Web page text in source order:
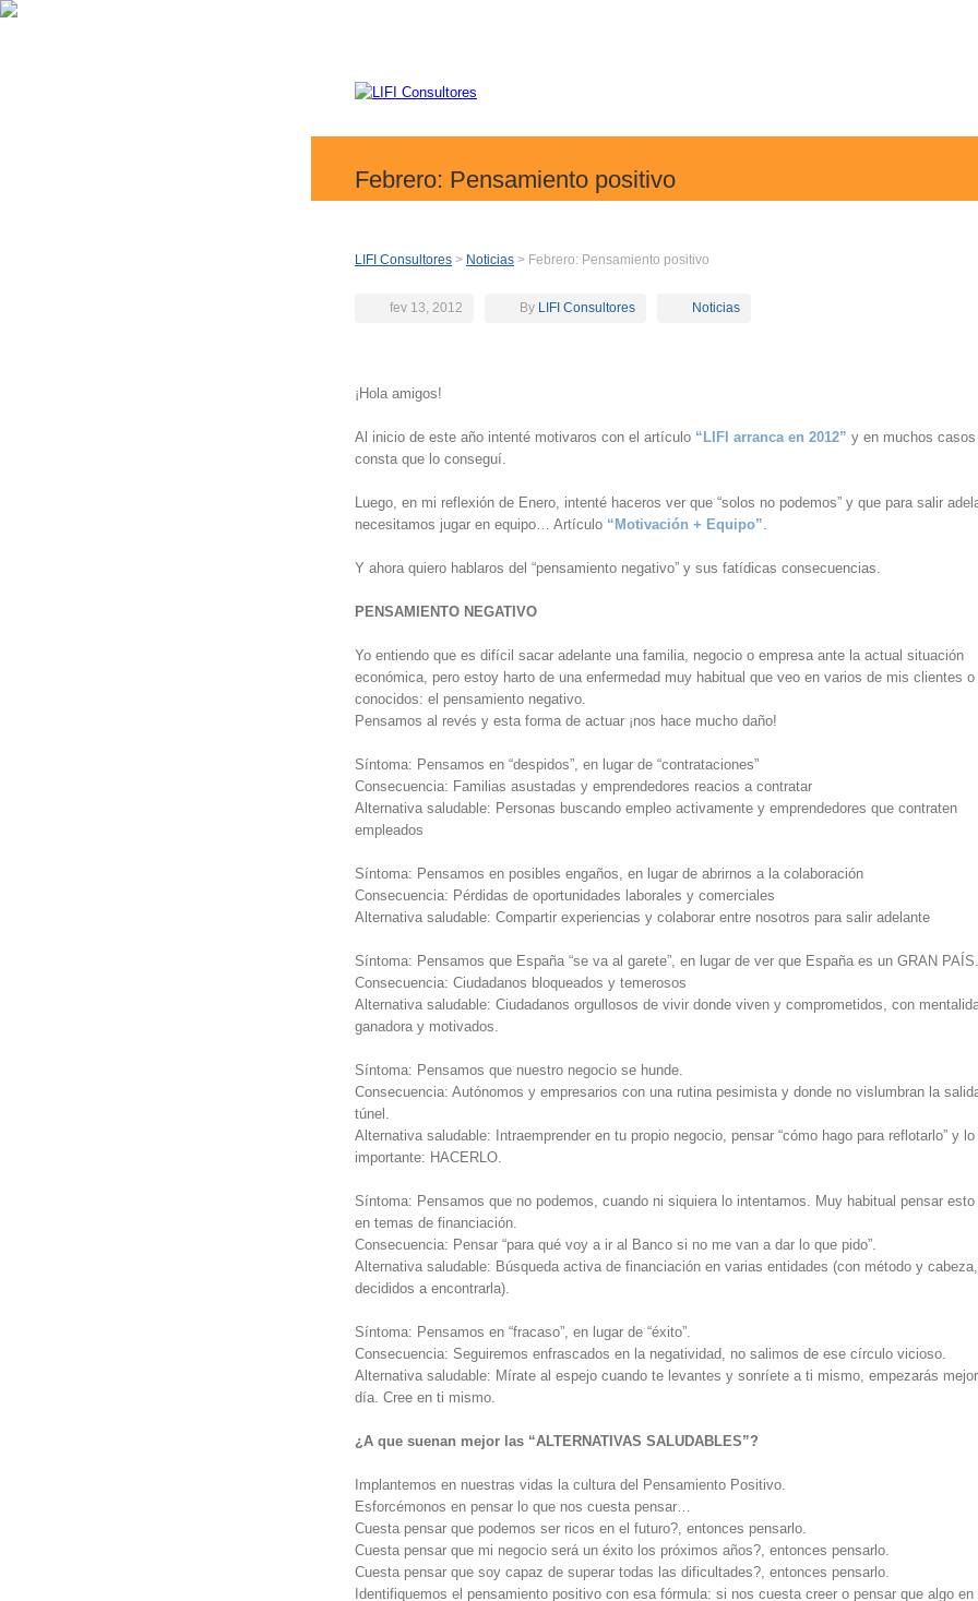
Febrero: Pensamiento positivo
LIFI Consultores > Noticias > Febrero: Pensamiento positivo
fev 13, 2012 By LIFI Consultores Noticias
¡Hola amigos!
Al inicio de este año intenté motivaros con el artículo “LIFI arranca en 2012” y en muchos
consta que lo conseguí.
Luego, en mi reflexión de Enero, intenté haceros ver que “solos no podemos” y que para salir
necesitamos jugar en equipo… Artículo “Motivación + Equipo”.
Y ahora quiero hablaros del “pensamiento negativo” y sus fatídicas consecuencias.
PENSAMIENTO NEGATIVO
Yo entiendo que es difícil sacar adelante una familia, negocio o empresa ante la actual situación
económica, pero estoy harto de una enfermedad muy habitual que veo en varios de mis clientes o
conocidos: el pensamiento negativo.
Pensamos al revés y esta forma de actuar ¡nos hace mucho daño!
Síntoma: Pensamos en “despidos”, en lugar de “contrataciones”
Consecuencia: Familias asustadas y emprendedores reacios a contratar
Alternativa saludable: Personas buscando empleo activamente y emprendedores que contraten
empleados
Síntoma: Pensamos en posibles engaños, en lugar de abrirnos a la colaboración
Consecuencia: Pérdidas de oportunidades laborales y comerciales
Alternativa saludable: Compartir experiencias y colaborar entre nosotros para salir adelante
Síntoma: Pensamos que España “se va al garete”, en lugar de ver que España es un GRAN PAÍS.
Consecuencia: Ciudadanos bloqueados y temerosos
Alternativa saludable: Ciudadanos orgullosos de vivir donde viven y comprometidos, con
ganadora y motivados.
Síntoma: Pensamos que nuestro negocio se hunde.
Consecuencia: Autónomos y empresarios con una rutina pesimista y donde no vislumbran la
túnel.
Alternativa saludable: Intraemprender en tu propio negocio, pensar “cómo hago para reflotarlo” y
importante: HACERLO.
Síntoma: Pensamos que no podemos, cuando ni siquiera lo intentamos. Muy habitual pensar esto
en temas de financiación.
Consecuencia: Pensar “para qué voy a ir al Banco si no me van a dar lo que pido”.
Alternativa saludable: Búsqueda activa de financiación en varias entidades (con método y
decididos a encontrarla).
Síntoma: Pensamos en “fracaso”, en lugar de “éxito”.
Consecuencia: Seguiremos enfrascados en la negatividad, no salimos de ese círculo vicioso.
Alternativa saludable: Mírate al espejo cuando te levantes y sonríete a ti mismo, empezarás
día. Cree en ti mismo.
¿A que suenan mejor las “ALTERNATIVAS SALUDABLES”?
Implantemos en nuestras vidas la cultura del Pensamiento Positivo.
Esforcémonos en pensar lo que nos cuesta pensar…
Cuesta pensar que podemos ser ricos en el futuro?, entonces pensarlo.
Cuesta pensar que mi negocio será un éxito los próximos años?, entonces pensarlo.
Cuesta pensar que soy capaz de superar todas las dificultades?, entonces pensarlo.
Identifiquemos el pensamiento positivo con esa fórmula: si nos cuesta creer o pensar que algo en